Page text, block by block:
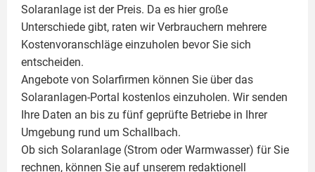
Solaranlage ist der Preis. Da es hier große
Unterschiede gibt, raten wir Verbrauchern mehrere
Kostenvoranschläge einzuholen bevor Sie sich
entscheiden.
Angebote von Solarfirmen können Sie über das
Solaranlagen-Portal kostenlos einzuholen. Wir senden
Ihre Daten an bis zu fünf geprüfte Betriebe in Ihrer
Umgebung rund um Schallbach.
Ob sich Solaranlage (Strom oder Warmwasser) für Sie
rechnen, können Sie auf unserem redaktionell